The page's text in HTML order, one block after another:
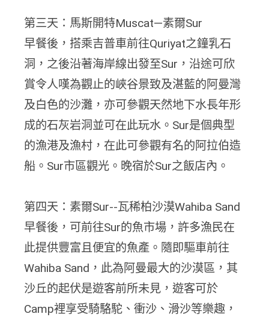
第三天：馬斯開特Muscat—素爾Sur
早餐後，搭乘吉普車前往Quriyat之鐘乳石
洞，之後沿著海岸線出發至Sur，沿途可欣
賞令人嘆為觀止的峽谷景致及湛藍的阿曼灣
及白色的沙灘，亦可參觀天然地下水長年形
成的石灰岩洞並可在此玩水。Sur是個典型
的漁港及漁村，在此可參觀有名的阿拉伯造
船。Sur市區觀光。晚宿於Sur之飯店內。
第四天：素爾Sur--瓦稀柏沙漠Wahiba Sand
早餐後，可前往Sur的魚市場，許多漁民在
此提供豐富且便宜的魚產。隨即驅車前往
Wahiba Sand，此為阿曼最大的沙漠區，其
沙丘的起伏是遊客前所未見，遊客可於
Camp裡享受騎駱駝、衝沙、滑沙等樂趣，